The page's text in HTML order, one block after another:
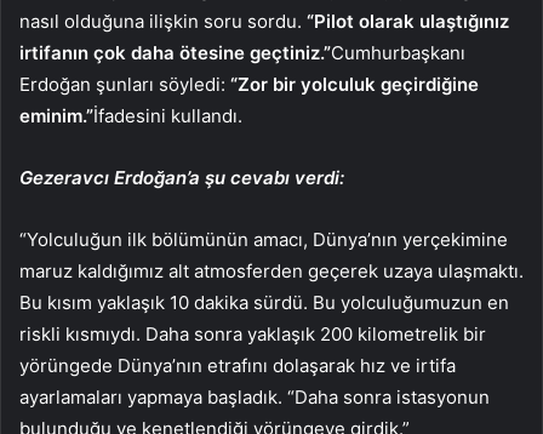
nasıl olduğuna ilişkin soru sordu. “Pilot olarak ulaştığınız
irtifanın çok daha ötesine geçtiniz.”Cumhurbaşkanı
Erdoğan şunları söyledi: “Zor bir yolculuk geçirdiğine
eminim.”İfadesini kullandı.
Gezeravcı Erdoğan’a şu cevabı verdi:
“Yolculuğun ilk bölümünün amacı, Dünya’nın yerçekimine
maruz kaldığımız alt atmosferden geçerek uzaya ulaşmaktı.
Bu kısım yaklaşık 10 dakika sürdü. Bu yolculuğumuzun en
riskli kısmıydı. Daha sonra yaklaşık 200 kilometrelik bir
yörüngede Dünya’nın etrafını dolaşarak hız ve irtifa
ayarlamaları yapmaya başladık. “Daha sonra istasyonun
bulunduğu ve kenetlendiği yörüngeye girdik.”